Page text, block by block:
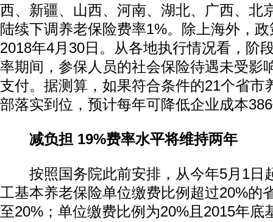
西、新疆、山西、河南、湖北、广西、北
陆续下调养老保险费率1%。除上海外，
2018年4月30日。从各地执行情况看，阶
率期间，参保人员的社会保险待遇未受影
支付。据测算，如果符合条件的21个省市
部落实到位，预计每年可降低企业成本
减负担 19%费率水平将维持两年
按照国务院此前安排，从今年5月1日
工基本养老保险单位缴费比例超过20%的
至20%；单位缴费比例为20%且2015年底